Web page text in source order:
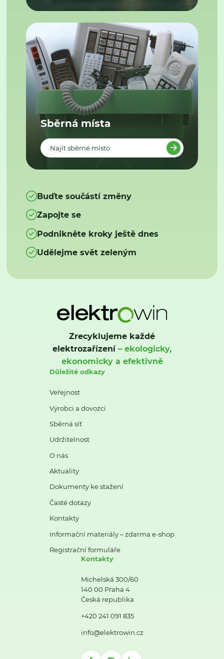
Sběrná místa
Najít sběrné místo
Buďte součástí změny
Zapojte se
Podnikněte kroky ještě dnes
Udělejme svět zeleným
Zrecyklujeme každé
elektrozařízení– ekologicky,
ekonomicky a efektivně
Důležité odkazy
Veřejnost
Výrobci a dovozci
Sběrná síť
Udržitelnost
O nás
Aktuality
Dokumenty ke stažení
Časté dotazy
Kontakty
Informační materiály – zdarma e-shop
Registrační formuláře
Kontakty
Michelská 300/60
140 00 Praha 4
Česká republika
+420 241 091 835
info@elektrowin.cz